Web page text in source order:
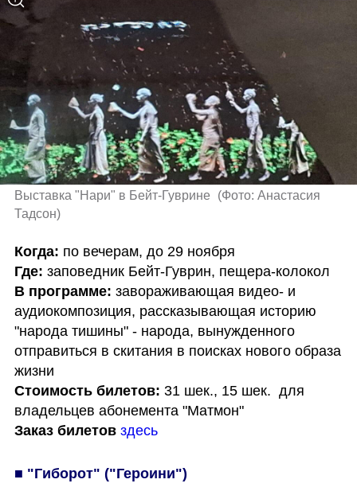
Выставка "Нари" в Бейт-Гуврине (Фото: Анастасия
Тадсон)
Когда:
Где:
В программе: завораживающая видео- и
аудиокомпозиция, рассказывающая историю
"народа тишины" - народа, вынужденного
отправиться в скитания в поисках нового образа
Стоимость билетов: 31 шек., 15 шек.  для
владельцев абонемента "Матмон"
Заказ билетов здесь
■ "Гиборот" ("Героини")